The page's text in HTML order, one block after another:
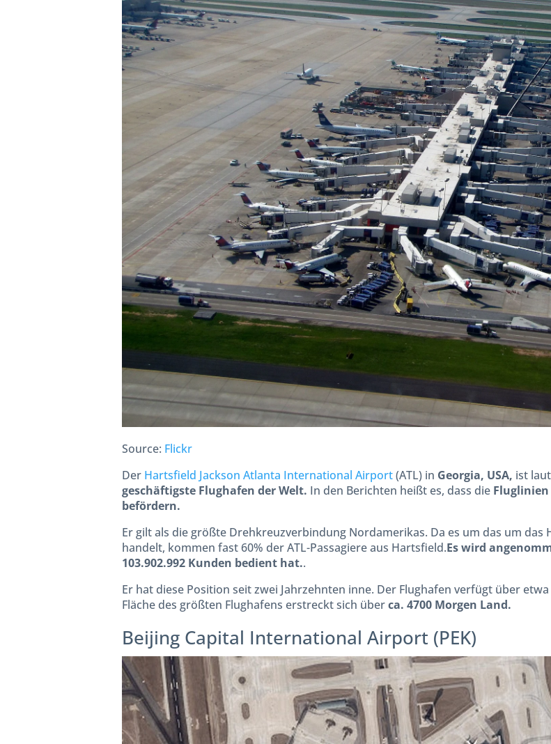
Source: Flickr
Der Hartsfield Jackson Atlanta International Airport(ATL) in Georgia, USA, ist
geschäftigste Flughafen der Welt. In den Berichten heißt es, dass die
befördern.
Er gilt als die größte Drehkreuzverbindung Nordamerikas. Da es um das um
handelt, kommen fast 60% der ATL-Passagiere aus Hartsfield.Es wird
103.902.992 Kunden bedient hat..
Er hat diese Position seit zwei Jahrzehnten inne. Der Flughafen verfügt über etwa
Fläche des größten Flughafens erstreckt sich überca. 4700 Morgen Land.
Beijing Capital International Airport (PEK)